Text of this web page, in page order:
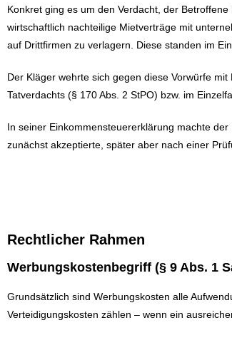
Konkret ging es um den Verdacht, der
wirtschaftlich nachteilige Mietverträge mit
auf Drittfirmen zu verlagern. Diese standen im
Der Kläger wehrte sich gegen diese Vorwürfe
Tatverdachts (§ 170 Abs. 2 StPO) bzw. im
In seiner Einkommensteuererklärung machte
zunächst akzeptierte, später aber nach einer
Rechtlicher Rahmen
Werbungskostenbegriff (§ 9 Abs. 1
Grundsätzlich sind Werbungskosten alle
Verteidigungskosten zählen – wenn ein